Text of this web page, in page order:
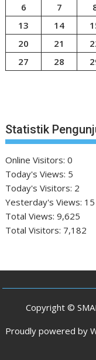
6
7
13
14
20
21
27
28
Statistik
Online Visitors:0
Today's Views: 5
Today's Visitors: 2
Yesterday's Views: 15
Total Views:9,625
Total Visitors: 7,182
Copyright ©
Proudly powered by